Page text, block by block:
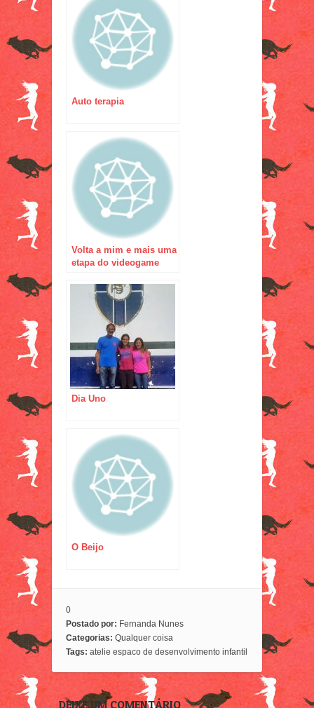
Auto terapia
Volta a mim e mais uma
etapa do videogame
Dia Uno
O Beijo
0
Postado por: Fernanda Nunes
Categorias: Qualquer coisa
Tags: atelie espaco de desenvolvimento infantil
DEIXE UM COMENTÁRIO